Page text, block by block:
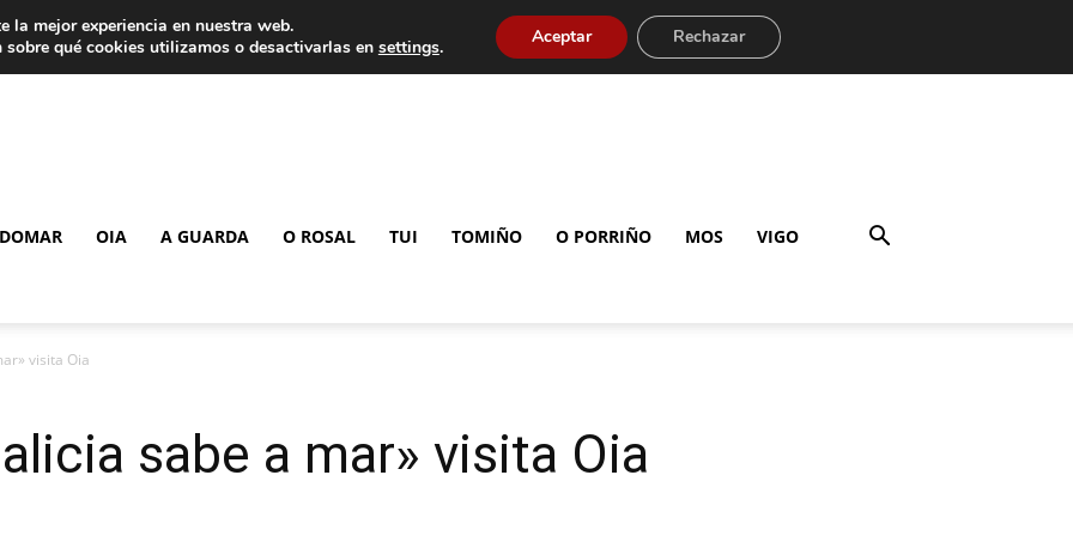
OIA A GUARDA O ROSAL TUI TOMIÑO O PORRIÑO MOS VIGO
visita Oia
sabe a mar» visita Oia
la mejor experiencia en nuestra web.
qué cookies utilizamos o desactivarlas en settings. Aceptar Rechazar